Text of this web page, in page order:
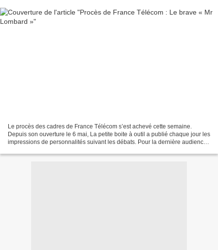
Le procès des cadres de France Télécom s’est achevé cette semaine.
Depuis son ouverture le 6 mai, La petite boite à outil a publié chaque jour les
impressions de personnalités suivant les débats. Pour la dernière audience,